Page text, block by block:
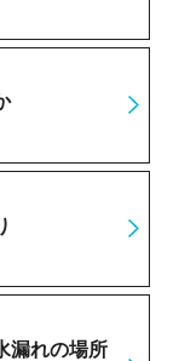
漏れの場所